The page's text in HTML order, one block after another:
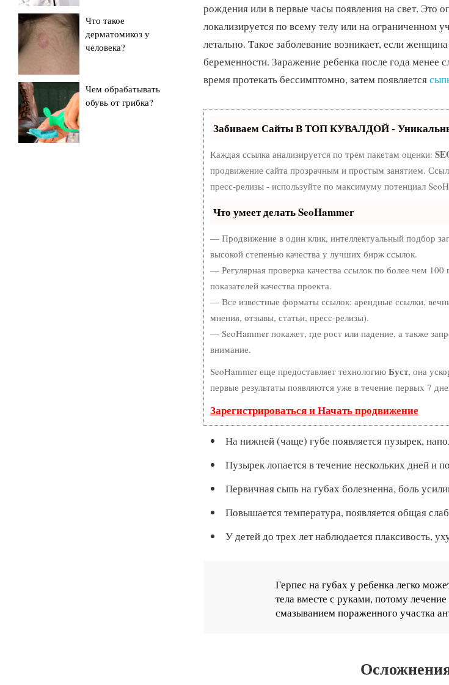
рождения или в первые часы появления на свет. Это
локализируется по всему телу или на ограниченном
летально. Такое заболевание возникает, если
беременности. Заражение ребенка после года менее
время протекать бессимптомно, затем появляется
Забиваем Сайты В ТОП КУВАЛДОЙ -
Каждая ссылка анализируется по трем пакетам оценки:
продвижение сайта прозрачным и простым занятием.
пресс-релизы - используйте по максимуму потенциал
Что умеет делать SeoHammer
— Продвижение в один клик, интеллектуальный подбор
высокой степенью качества у лучших бирж ссылок.
— Регулярная проверка качества ссылок по более чем
показателей качества проекта.
— Все известные форматы ссылок: арендные ссылки,
мнения, отзывы, статьи, пресс-релизы).
— SeoHammer покажет, где рост или падение, а также
внимание.
SeoHammer еще предоставляет технологию Буст, она
первые результаты появляются уже в течение первых 7
Зарегистрироваться и Начать продвижение
На нижней (чаще) губе появляется пузырек,
Пузырек лопается в течение нескольких дней и
Первичная сыпь на губах болезненна, боль
Повышается температура, появляется общая
У детей до трех лет наблюдается плаксивость,
Герпес на губах у ребенка легко
тела вместе с руками, потому
смазыванием пораженного участка
Что такое
дерматомикоз у
человека?
Чем обрабатывать
обувь от грибка?